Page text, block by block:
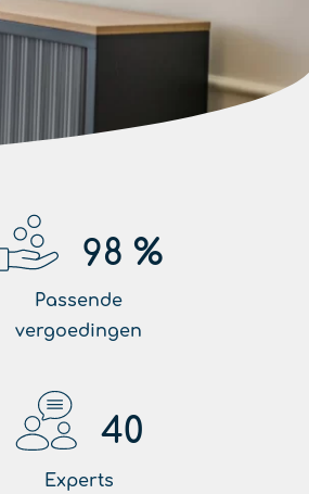
98 %
Passende
vergoedingen
40
Experts